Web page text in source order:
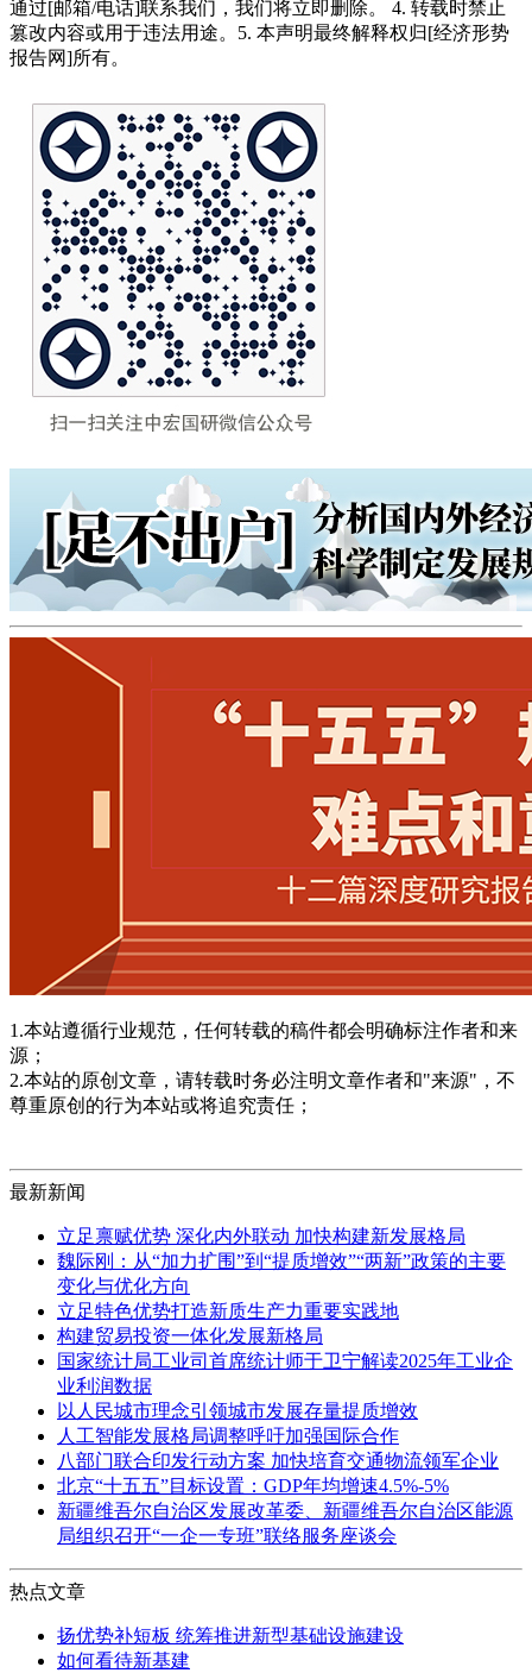
通过[邮箱/电话]联系我们，我们将立即删除。 4. 转载时禁止
篡改内容或用于违法用途。5. 本声明最终解释权归[经济形势
报告网]所有。
1.本站遵循行业规范，任何转载的稿件都会明确标注作者和来
源；
2.本站的原创文章，请转载时务必注明文章作者和"来源"，不
尊重原创的行为本站或将追究责任；
最新新闻
立足禀赋优势 深化内外联动 加快构建新发展格局
魏际刚：从“加力扩围”到“提质增效”“两新”政策的主要
变化与优化方向
立足特色优势打造新质生产力重要实践地
构建贸易投资一体化发展新格局
国家统计局工业司首席统计师于卫宁解读2025年工业企
业利润数据
以人民城市理念引领城市发展存量提质增效
人工智能发展格局调整呼吁加强国际合作
八部门联合印发行动方案 加快培育交通物流领军企业
北京“十五五”目标设置：GDP年均增速4.5%-5%
新疆维吾尔自治区发展改革委、新疆维吾尔自治区能源
局组织召开“一企一专班”联络服务座谈会
热点文章
扬优势补短板 统筹推进新型基础设施建设
如何看待新基建